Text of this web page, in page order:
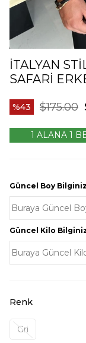
İTALYAN
SAFARI
43 $175.00
1 ALANA 1
Güncel Boy
Güncel Kilo
Renk
Gri